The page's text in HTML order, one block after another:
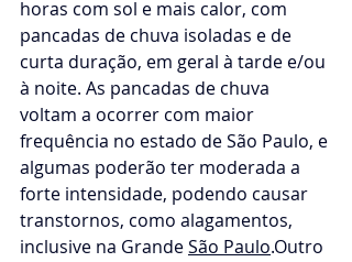
horas com sol e mais calor, com
pancadas de chuva isoladas e de
curta duração, em geral à tarde e/ou
à noite. As pancadas de chuva
voltam a ocorrer com maior
frequência no estado de São Paulo, e
algumas poderão ter moderada a
forte intensidade, podendo causar
transtornos, como alagamentos,
inclusive na Grande São Paulo.Outro